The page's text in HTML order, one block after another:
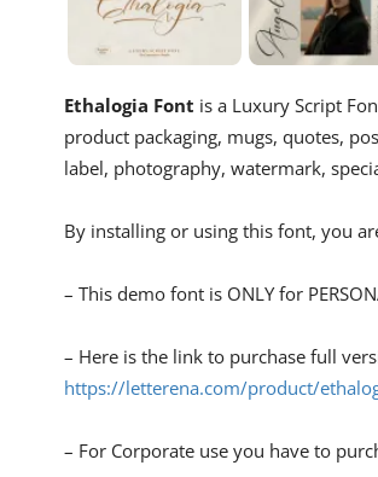
Ethalogia Font is a Luxury Script
product packaging, mugs, quotes,
label, photography, watermark,
By installing or using this font, you
– This demo font is ONLY for
– Here is the link to purchase full
https://letterena.com/product/
– For Corporate use you have to